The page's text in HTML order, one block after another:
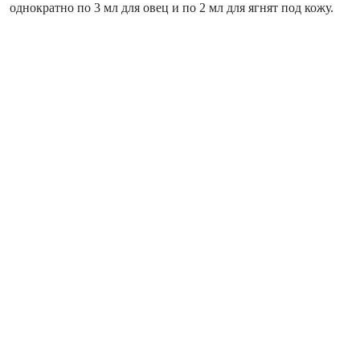
однократно по 3 мл для овец и по 2 мл для ягнят под кожу.